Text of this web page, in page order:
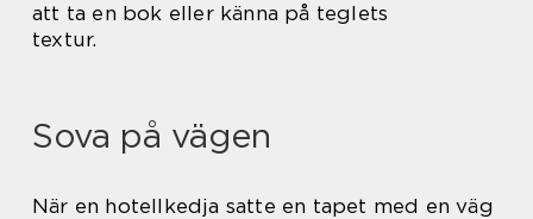
att ta en bok eller känna på teglets
textur.
Sova på vägen
När en hotellkedja satte en tapet med en väg